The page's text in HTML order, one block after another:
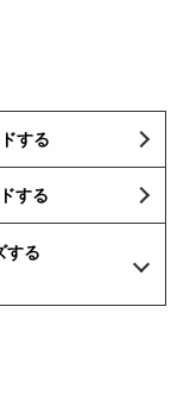
する
する
する